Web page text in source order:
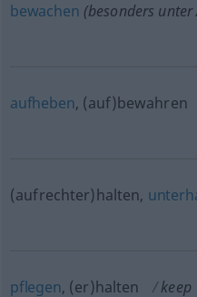
bewachen (besonders unter
aufheben, (auf)bewahren
(aufrechter)halten,
pflegen, (er)halten keep